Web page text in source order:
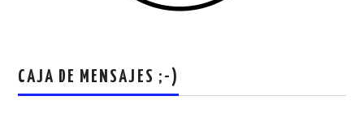
CAJA DE MENSAJES ;-)